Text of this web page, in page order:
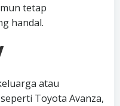
tetap
handal.
atau
Toyota Avanza,